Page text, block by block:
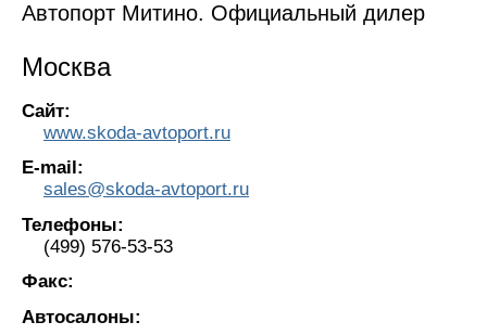
Автопорт Митино. Официальный дилер
Москва
Сайт:
www.skoda-avtoport.ru
E-mail:
sales@skoda-avtoport.ru
Телефоны:
(499) 576-53-53
Факс:
Автосалоны: